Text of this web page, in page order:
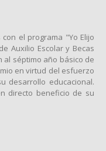
el programa "Yo Elijo
Auxilio Escolar y Becas
al séptimo año básico de
en virtud del esfuerzo
desarrollo educacional.
directo beneficio de su